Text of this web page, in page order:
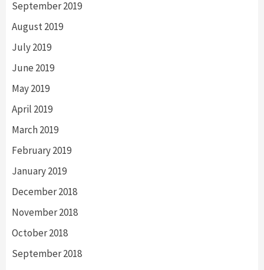
September 2019
August 2019
July 2019
June 2019
May 2019
April 2019
March 2019
February 2019
January 2019
December 2018
November 2018
October 2018
September 2018